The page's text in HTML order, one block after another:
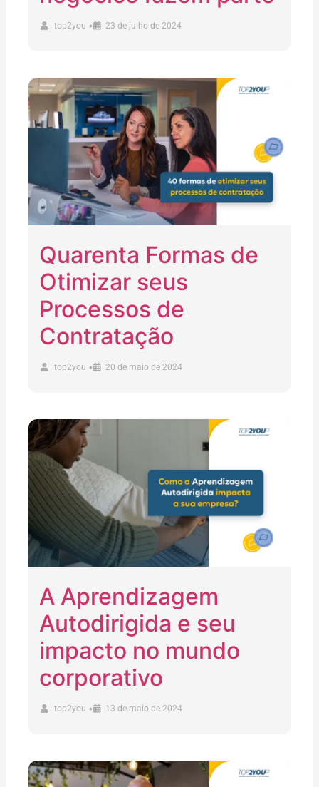
top2you • 23 de julho de 2024
Quarenta Formas de
Otimizar seus
Processos de
Contratação
top2you • 20 de maio de 2024
A Aprendizagem
Autodirigida e seu
impacto no mundo
corporativo
top2you • 13 de maio de 2024